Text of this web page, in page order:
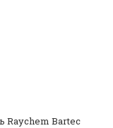
Bartec